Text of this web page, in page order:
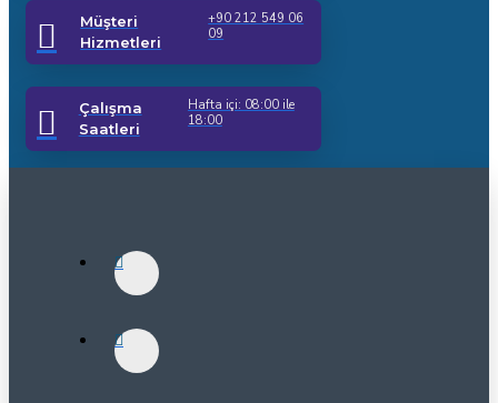
Müşteri
Hizmetleri
+90 212 549 06
09
Çalışma
Saatleri
Hafta içi: 08:00 ile
18:00